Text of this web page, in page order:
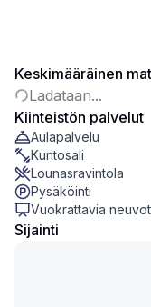
Keskimääräinen
Ladataan...
Kiinteistön palvelut
Aulapalvelu
Kuntosali
Lounasravintola
Pysäköinti
Vuokrattavia
Sijainti